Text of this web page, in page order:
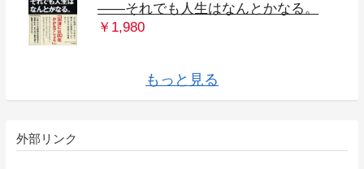
――それでも人生はなんとかなる。
￥1,980
入門 シュンペーター 資本主義の未来
「不連続な変化の時代」を生き抜く
となりの億万長者が１７時になった
エヌビディア 半導体の覇者が作り出
アウトプット思考 １の情報から１０
年収1億円になる人は、「これ」しか
マルチ・ポテンシャライト 好きなこ
サラリーマン副業2.0 人生が好転する
「不連続な変化の時代」を生き抜く
京大院卒経済アナリストが開発！ 収
仕事ができる人は知っている こびな
なぜかすべてうまくいく [ビジュアル
9割の社会問題はビジネスで解決でき
THE21 2022年6月号[普通のサラリー
心をひらく あなたの人生を変える松
世界No.1カリスマ・コーチ アンソニ
未来実現マーケティング 人生と社会
倒産した時の話をしようか 8人の倒産
仕事が速い人は、「これ」しかやら
不条理な会社人生から自由になる方
メタ思考トレーニング 発想力が飛躍
「具体⇄抽象」トレーニング 思考力が
まんがでわかる 感情の整理ができ
ビジネス実戦マンガ ランチェスター
マンガ ビジネスモデル全史 創世記篇
もっと見る
外部リンク